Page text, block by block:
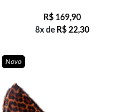
R$169,90
8x de R$22,30
Novo